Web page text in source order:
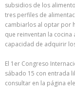
subsidios de los
tres perfiles de
cambiarlos al optar por
que reinventan la
capacidad de adquirir
El 1er Congreso
sábado 15 con entrada
consultar en la página